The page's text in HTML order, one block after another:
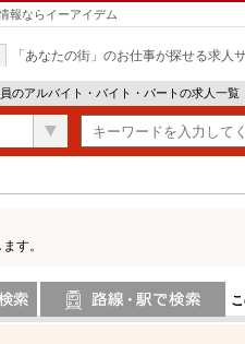
報ならイーアイデム
「あなたの街」のお仕事が探せる求人
のアルバイト・バイト・パートの求人一覧
す。